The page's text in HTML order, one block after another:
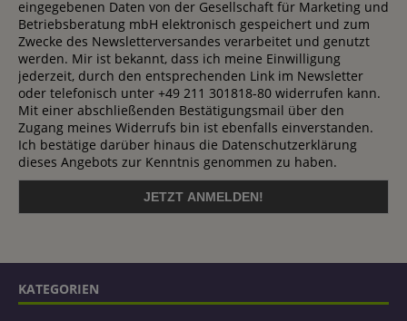
eingegebenen Daten von der Gesellschaft für Marketing und
Betriebsberatung mbH elektronisch gespeichert und zum
Zwecke des Newsletterversandes verarbeitet und genutzt
werden. Mir ist bekannt, dass ich meine Einwilligung
jederzeit, durch den entsprechenden Link im Newsletter
oder telefonisch unter +49 211 301818-80 widerrufen kann.
Mit einer abschließenden Bestätigungsmail über den
Zugang meines Widerrufs bin ist ebenfalls einverstanden.
Ich bestätige darüber hinaus die Datenschutzerklärung
dieses Angebots zur Kenntnis genommen zu haben.
KATEGORIEN